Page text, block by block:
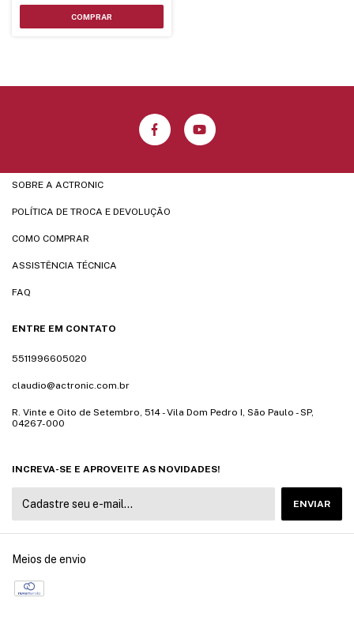
SOBRE A ACTRONIC
POLÍTICA DE TROCA E DEVOLUÇÃO
COMO COMPRAR
ASSISTÊNCIA TÉCNICA
FAQ
ENTRE EM CONTATO
5511996605020
claudio@actronic.com.br
R. Vinte e Oito de Setembro, 514 - Vila Dom Pedro I, São Paulo - SP,
04267-000
INCREVA-SE E APROVEITE AS NOVIDADES!
Meios de envio